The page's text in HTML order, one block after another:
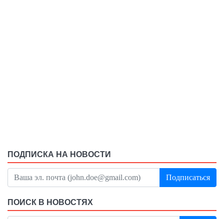
ПОДПИСКА НА НОВОСТИ
Подписаться
ПОИСК В НОВОСТЯХ